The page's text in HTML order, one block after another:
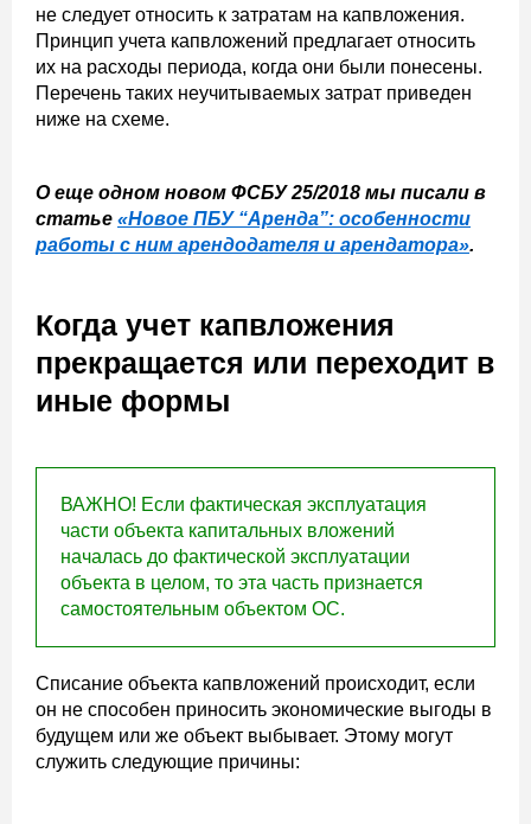
не следует относить к затратам на капвложения.
Принцип учета капвложений предлагает относить
их на расходы периода, когда они были понесены.
Перечень таких неучитываемых затрат приведен
ниже на схеме.
О еще одном новом ФСБУ 25/2018 мы писали в
статье «Новое ПБУ “Аренда”: особенности
работы с ним арендодателя и арендатора».
Когда учет капвложения
прекращается или переходит в
иные формы
ВАЖНО! Если фактическая эксплуатация
части объекта капитальных вложений
началась до фактической эксплуатации
объекта в целом, то эта часть признается
самостоятельным объектом ОС.
Списание объекта капвложений происходит, если
он не способен приносить экономические выгоды в
будущем или же объект выбывает. Этому могут
служить следующие причины: